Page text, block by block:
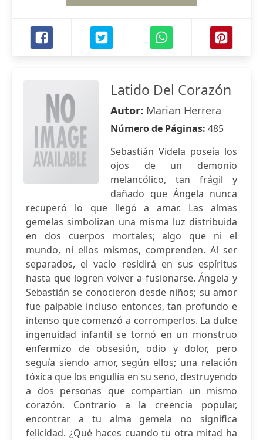
Latido Del Corazón
Autor: Marian Herrera
Número de Páginas: 485
Sebastián Videla poseía los
ojos de un demonio
melancólico, tan frágil y
dañado que Ángela nunca
recuperó lo que llegó a amar. Las almas
gemelas simbolizan una misma luz distribuida
en dos cuerpos mortales; algo que ni el
mundo, ni ellos mismos, comprenden. Al ser
separados, el vacío residirá en sus espíritus
hasta que logren volver a fusionarse. Ángela y
Sebastián se conocieron desde niños; su amor
fue palpable incluso entonces, tan profundo e
intenso que comenzó a corromperlos. La dulce
ingenuidad infantil se tornó en un monstruo
enfermizo de obsesión, odio y dolor, pero
seguía siendo amor, según ellos; una relación
tóxica que los engullía en su seno, destruyendo
a dos personas que compartían un mismo
corazón. Contrario a la creencia popular,
encontrar a tu alma gemela no significa
felicidad. ¿Qué haces cuando tu otra mitad ha